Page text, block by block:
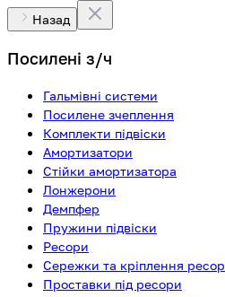
Назад
Посилені з/ч
Гальмівні системи
Посилене зчеплення
Комплекти підвіски
Амортизатори
Стійки амортизатора
Лонжерони
Демпфер
Пружини підвіски
Ресори
Сережки та кріплення ресор
Проставки під ресори